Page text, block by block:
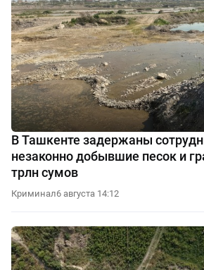
В Ташкенте задержаны
незаконно добывшие песок и
трлн сумов
Криминал6 августа 14:12